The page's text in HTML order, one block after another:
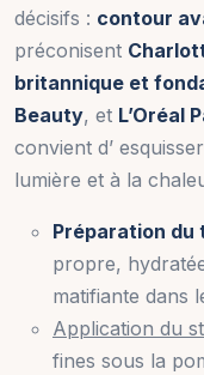
décisifs : contour
préconisent
britannique et
Beauty, et L’Oréal
convient d’
lumière et à la
Préparation du
propre,
matifiante dans
Application du
fines sous la